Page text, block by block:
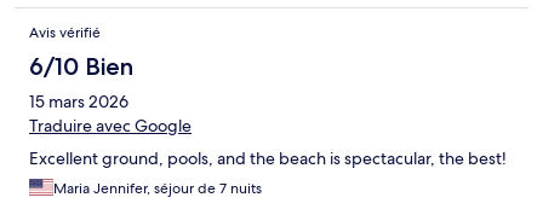
Avis vérifié
6/10 Bien
15 mars 2026
Traduire avec Google
Excellent ground, pools, and the beach is spectacular, the best!
Maria Jennifer, séjour de 7 nuits